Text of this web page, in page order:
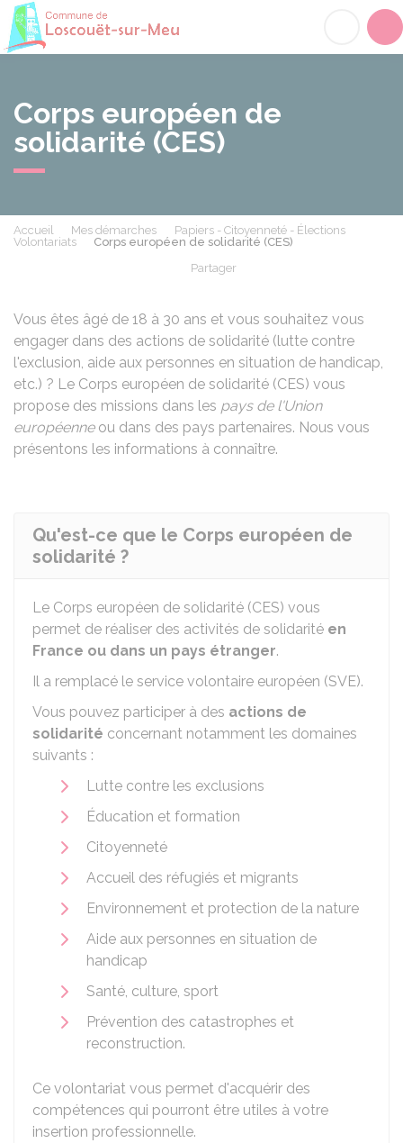
Corps européen de
solidarité (CES)
Accueil Mes démarches
Papiers - Citoyenneté - Élections
Volontariats
Corps européen de solidarité (CES)
Partager
Vous êtes âgé de 18 à 30 ans et vous souhaitez vous
engager dans des actions de solidarité (lutte contre
l'exclusion, aide aux personnes en situation de handicap,
etc.) ? Le Corps européen de solidarité (CES) vous
propose des missions dans les pays de l'Union
européenneou dans des pays partenaires. Nous vous
présentons les informations à connaître.
Qu'est-ce que le Corps européen de
solidarité ?
Le Corps européen de solidarité (CES) vous
permet de réaliser des activités de solidarité en
France ou dans un pays étranger.
Il a remplacé le service volontaire européen (SVE).
Vous pouvez participer à des actions de
solidarité concernant notamment les domaines
suivants :
Lutte contre les exclusions
Éducation et formation
Citoyenneté
Accueil des réfugiés et migrants
Environnement et protection de la nature
Aide aux personnes en situation de
handicap
Santé, culture, sport
Prévention des catastrophes et
reconstruction.
Ce volontariat vous permet d'acquérir des
compétences qui pourront être utiles à votre
insertion professionnelle.